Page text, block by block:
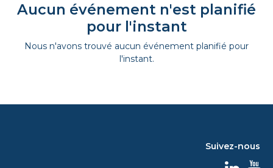
Aucun événement n'est planifié
pour l'instant
Nous n'avons trouvé aucun événement planifié pour
l'instant.
Suivez-nous